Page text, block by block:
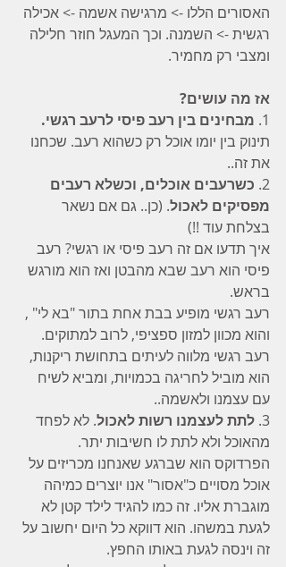
האסורים הללו -> מרגישה אשמה -> אכילה
רגשית -> השמנה. וכך המעגל חוזר חלילה
ומצבי רק מחמיר.
אז מה עושים?
1. מבחינים בין רעב פיסי לרעב רגשי.
תינוק בין יומו אוכל רק כשהוא רעב. שכחנו
את זה..
2. כשרעבים אוכלים, וכשלא רעבים
מפסיקים לאכול. (כן.. גם אם נשאר
בצלחת עוד !!)
איך תדעו אם זה רעב פיסי או רגשי? רעב
פיסי הוא רעב שבא מהבטן ואז הוא מורגש
בראש.
רעב רגשי מופיע בבת אחת בתור "בא לי" ,
והוא מכוון למזון ספציפי, לרוב למתוקים.
רעב רגשי מלווה לעיתים בתחושת ריקנות,
הוא מוביל לחריגה בכמויות, ומביא לשיח
עם עצמנו ולאשמה..
3. לתת לעצמנו רשות לאכול. לא לפחד
מהאוכל ולא לתת לו חשיבות יתר.
הפרדוקס הוא שברגע שאנחנו מכריזים על
אוכל מסויים כ"אסור" אנו יוצרים כמיהה
מוגברת אליו. זה כמו להגיד לילד קטן לא
לגעת במשהו. הוא דווקא כל היום יחשוב על
זה וינסה לגעת באותו החפץ.